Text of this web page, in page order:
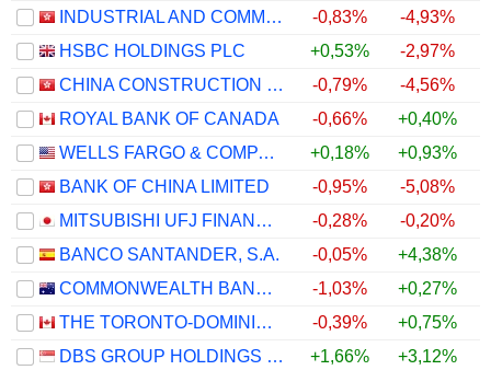
INDUSTRIAL AND COMMERCIAL BANK OF CHINA LIMITED
-0,83% -4,93%
HSBC HOLDINGS PLC
+0,53% -2,97%
CHINA CONSTRUCTION BANK CORPORATION
-0,79% -4,56%
ROYAL BANK OF CANADA
-0,66% +0,40%
WELLS FARGO & COMPANY
+0,18% +0,93%
BANK OF CHINA LIMITED
-0,95% -5,08%
MITSUBISHI UFJ FINANCIAL GROUP, INC.
-0,28% -0,20%
BANCO SANTANDER, S.A.
-0,05% +4,38%
COMMONWEALTH BANK OF AUSTRALIA
-1,03% +0,27%
THE TORONTO-DOMINION BANK
-0,39% +0,75%
DBS GROUP HOLDINGS LTD
+1,66% +3,12%